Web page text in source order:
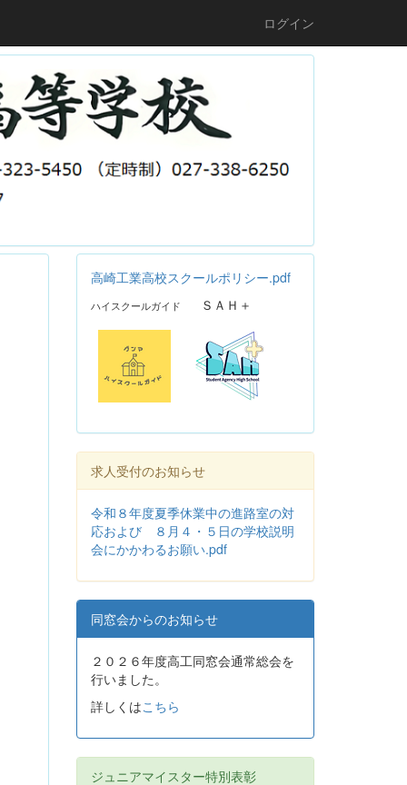
ログイン
高崎工業高校スクールポリシー.pdf
ハイスクールガイド ＳＡＨ＋
求人受付のお知らせ
令和８年度夏季休業中の進路室の対
応および ８月４・５日の学校説明
会にかかわるお願い.pdf
同窓会からのお知らせ
２０２６年度高工同窓会通常総会を
行いました。
詳しくはこちら
ジュニアマイスター特別表彰